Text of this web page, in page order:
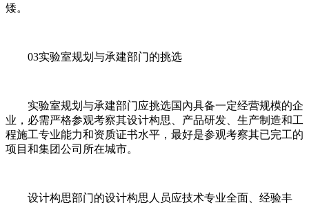
矮。
03实验室规划与承建部门的挑选
实验室规划与承建部门应挑选国內具备一定经营规模的企
业，必需严格参观考察其设计构思、产品研发、生产制造和工
程施工专业能力和资质证书水平，最好是参观考察其已完工的
项目和集团公司所在城市。
设计构思部门的设计构思人员应技术专业全面、经验丰